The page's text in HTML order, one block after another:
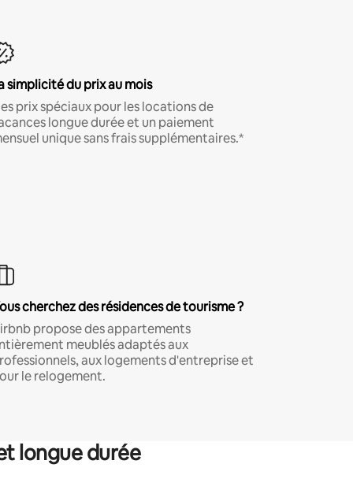
simplicité du prix au mois
prix spéciaux pour les locations de
longue durée et un paiement
unique sans frais supplémentaires.*
cherchez des résidences de tourisme ?
propose des appartements
meublés adaptés aux
aux logements d'entreprise et
le relogement.
longue durée